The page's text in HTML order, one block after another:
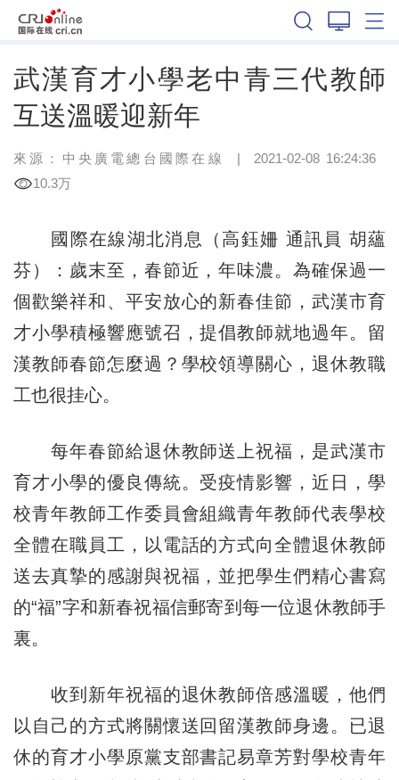
武漢育才小學老中青三代教師
互送溫暖迎新年
來源： 中央廣電總台國際在線 | 2021-02-08 16:24:36
10.3万
國際在線湖北消息（高鈺姍 通訊員 胡蘊
芬）：歲末至，春節近，年味濃。為確保過一
個歡樂祥和、平安放心的新春佳節，武漢市育
才小學積極響應號召，提倡教師就地過年。留
漢教師春節怎麼過？學校領導關心，退休教職
工也很挂心。
每年春節給退休教師送上祝福，是武漢市
育才小學的優良傳統。受疫情影響，近日，學
校青年教師工作委員會組織青年教師代表學校
全體在職員工，以電話的方式向全體退休教師
送去真摯的感謝與祝福，並把學生們精心書寫
的“福”字和新春祝福信郵寄到每一位退休教師手
裏。
收到新年祝福的退休教師倍感溫暖，他們
以自己的方式將關懷送回留漢教師身邊。已退
休的育才小學原黨支部書記易章芳對學校青年